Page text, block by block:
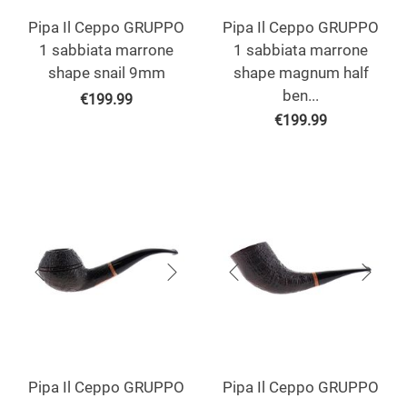
Pipa Il Ceppo GRUPPO
1 sabbiata marrone
shape snail 9mm
€199.99
Pipa Il Ceppo GRUPPO
1 sabbiata marrone
shape magnum half
ben...
€199.99
Pipa Il Ceppo GRUPPO
Pipa Il Ceppo GRUPPO